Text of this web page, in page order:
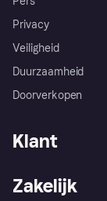
Privacy
Veiligheid
Duurzaamheid
Doorverkopen
Klant
Zakelijk